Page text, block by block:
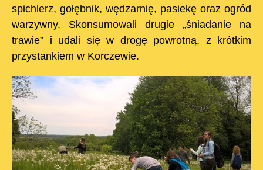
spichlerz, gołębnik, wędzarnię, pasiekę oraz ogród
warzywny. Skonsumowali drugie „śniadanie na
trawie” i udali się w drogę powrotną, z krótkim
przystankiem w Korczewie.